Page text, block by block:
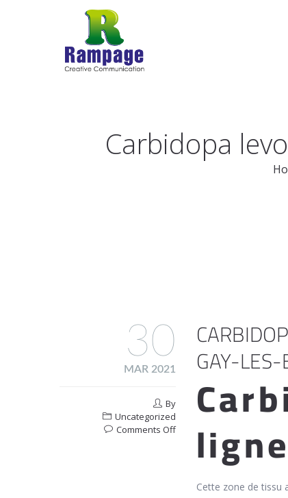
Carbidopa
GAY-
Cette zone de tissu
30
MAR 2021
By
Uncategorized
Comments Offon
Carbidopa
levodopa
Pharmacie